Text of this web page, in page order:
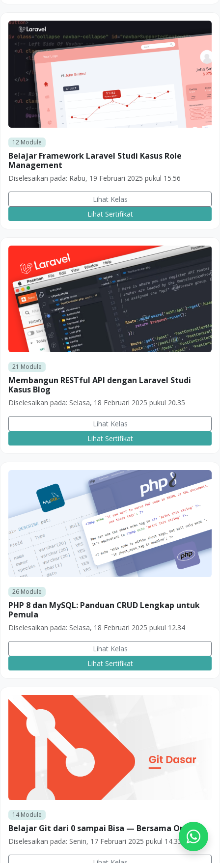
12Module
Belajar Framework Laravel Studi Kasus Role
Management
Diselesaikan pada: Rabu, 19 Februari 2025 pukul 15.56
Lihat Kelas
Lihat Sertifikat
21 Module
Membangun RESTful API dengan Laravel Studi
Kasus Blog
Diselesaikan pada: Selasa, 18 Februari 2025 pukul 20.35
Lihat Kelas
Lihat Sertifikat
26Module
PHP 8 dan MySQL: Panduan CRUD Lengkap untuk
Pemula
Diselesaikan pada: Selasa, 18 Februari 2025 pukul 12.34
Lihat Kelas
Lihat Sertifikat
14Module
Belajar Git dari 0 sampai Bisa — Bersama Oriza
Diselesaikan pada: Senin, 17 Februari 2025 pukul 14.33